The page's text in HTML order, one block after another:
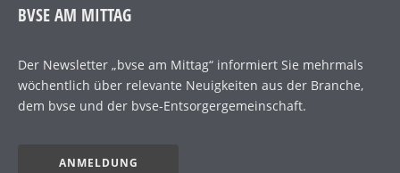
BVSE AM MITTAG
Der Newsletter „bvse am Mittag“ informiert Sie mehrmals
wöchentlich über relevante Neuigkeiten aus der Branche,
dem bvse und der bvse-Entsorgergemeinschaft.
ANMELDUNG